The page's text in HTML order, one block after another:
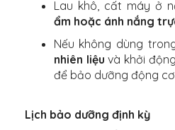
Lau khô, cất máy ở
ẩm hoặc ánh nắng
Nếu không dùng
nhiên liệu và khởi
để bảo dưỡng động
Lịch bảo dưỡng định kỳ